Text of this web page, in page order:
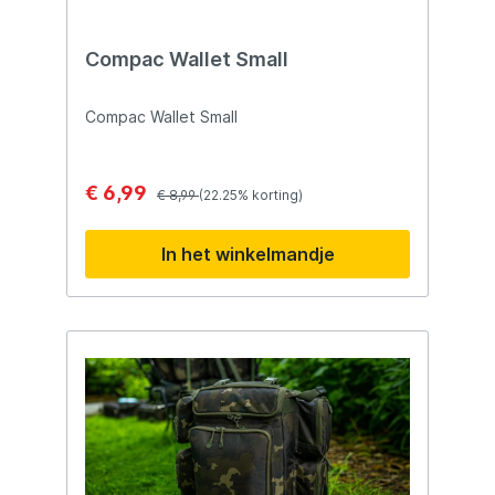
Compac Wallet Small
Compac Wallet Small
€ 6,99 € 8,99(22.25% korting)
In het winkelmandje